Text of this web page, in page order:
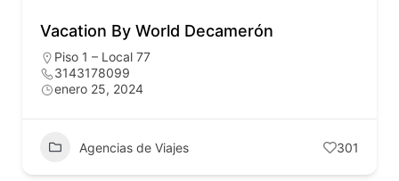
Vacation By World Decamerón
Piso 1 – Local 77
3143178099
enero 25, 2024
Agencias de Viajes 301